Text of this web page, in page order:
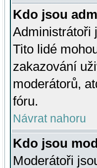
Kdo jsou
Administrátoři
Tito lidé
zakazování
moderátorů,
fóru.
Návrat nahoru
Kdo jsou
Moderátoři